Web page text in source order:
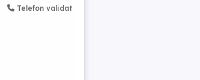
Telefon validat